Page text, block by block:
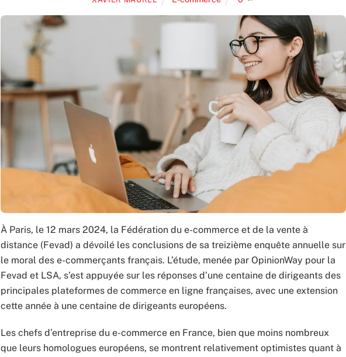
À Paris, le 12 mars 2024, la Fédération du e-commerce et de la vente à
distance (Fevad) a dévoilé les conclusions de sa treizième enquête annuelle sur
le moral des e-commerçants français. L’étude, menée par OpinionWay pour la
Fevad et LSA, s’est appuyée sur les réponses d’une centaine de dirigeants des
principales plateformes de commerce en ligne françaises, avec une extension
cette année à une centaine de dirigeants européens.
Les chefs d’entreprise du e-commerce en France, bien que moins nombreux
que leurs homologues européens, se montrent relativement optimistes quant à